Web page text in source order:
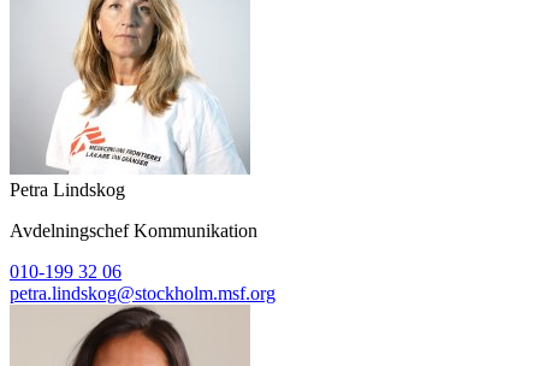
Petra Lindskog
Avdelningschef Kommunikation
010-199 32 06
petra.lindskog@stockholm.msf.org